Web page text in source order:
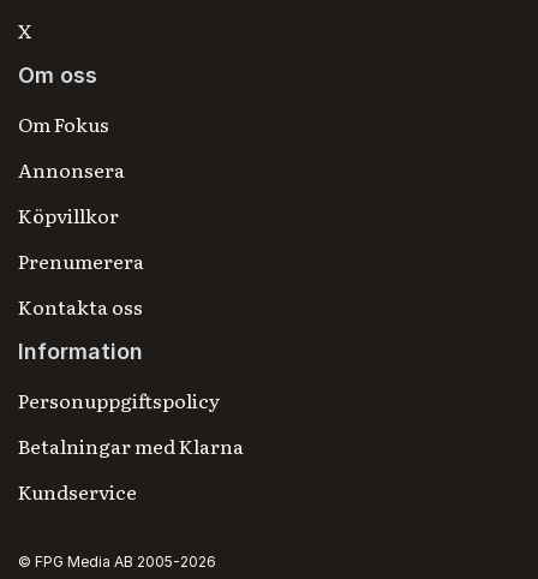
X
Om oss
Om Fokus
Annonsera
Köpvillkor
Prenumerera
Kontakta oss
Information
Personuppgiftspolicy
Betalningar med Klarna
Kundservice
© FPG Media AB 2005-2026